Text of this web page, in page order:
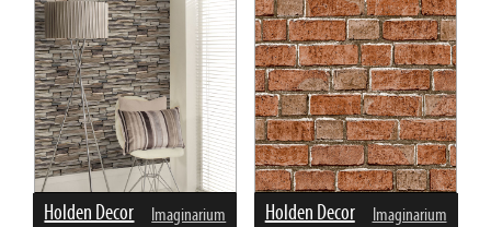
Holden Decor Imaginarium Holden Decor Imaginarium